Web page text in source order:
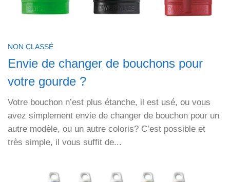
NON CLASSÉ
Envie de changer de bouchons pour
votre gourde ?
Votre bouchon n’est plus étanche, il est usé, ou vous
avez simplement envie de changer de bouchon pour un
autre modèle, ou un autre coloris? C’est possible et
très simple, il vous suffit de...